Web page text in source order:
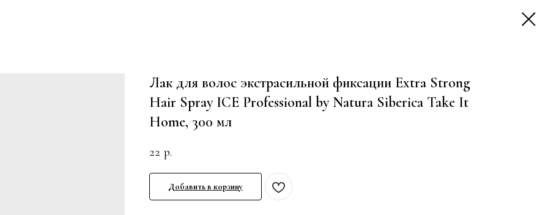
Лак для волос экстрасильной фиксации Extra Strong
Hair Spray ICE Professional by Natura Siberica Take It
Home, 300 мл
22 р.
Добавить в корзину